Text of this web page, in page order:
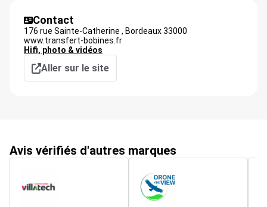
Contact
176 rue Sainte-Catherine , Bordeaux33000
www.transfert-bobines.fr
Hifi, photo & vidéos
Aller sur le site
Avis vérifiés d'autres marques